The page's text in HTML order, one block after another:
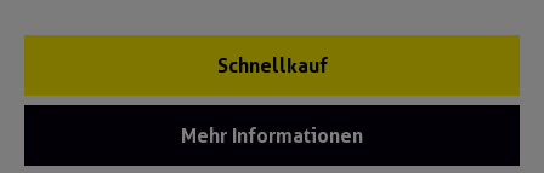
Schnellkauf
Mehr Informationen